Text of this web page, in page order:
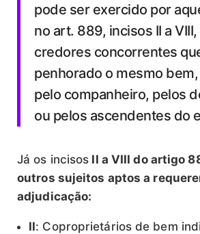
pode ser exercido por
no art. 889, incisos II a
credores concorrentes
penhorado o mesmo
pelo companheiro, pelos
ou pelos ascendentes do
Já os incisos II a VIII do artigo
outros sujeitos aptos a
adjudicação:
II: Coproprietários de bem